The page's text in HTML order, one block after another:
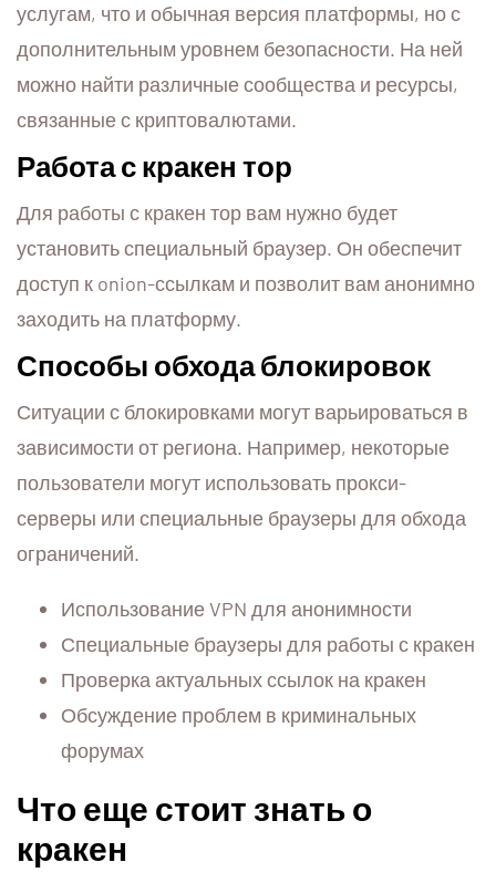
услугам, что и обычная версия платформы, но с
дополнительным уровнем безопасности. На ней
можно найти различные сообщества и ресурсы,
связанные с криптовалютами.
Работа с кракен тор
Для работы с кракен тор вам нужно будет
установить специальный браузер. Он обеспечит
доступ к onion-ссылкам и позволит вам анонимно
заходить на платформу.
Способы обхода блокировок
Ситуации с блокировками могут варьироваться в
зависимости от региона. Например, некоторые
пользователи могут использовать прокси-
серверы или специальные браузеры для обхода
ограничений.
Использование VPN для анонимности
Специальные браузеры для работы с кракен
Проверка актуальных ссылок на кракен
Обсуждение проблем в криминальных
форумах
Что еще стоит знать о
кракен